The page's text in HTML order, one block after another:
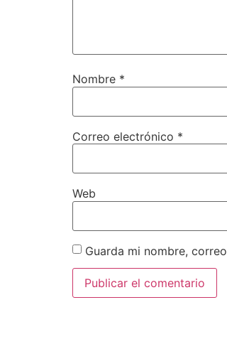
Nombre *
Correo electrónico *
Web
Guarda mi nombre,